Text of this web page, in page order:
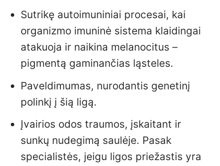
Sutrikę autoimuniniai procesai, kai
organizmo imuninė sistema klaidingai
atakuoja ir naikina melanocitus –
pigmentą gaminančias ląsteles.
Paveldimumas, nurodantis genetinį
polinkį į šią ligą.
Įvairios odos traumos, įskaitant ir
sunkų nudegimą saulėje. Pasak
specialistės, jeigu ligos priežastis yra